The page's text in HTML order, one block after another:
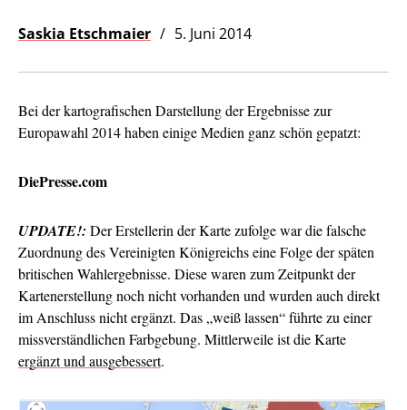
Saskia Etschmaier 5. Juni 2014
Bei der kartografischen Darstellung der Ergebnisse zur
Europawahl 2014 haben einige Medien ganz schön gepatzt:
DiePresse.com
UPDATE!: Der Erstellerin der Karte zufolge war die falsche
Zuordnung des Vereinigten Königreichs eine Folge der späten
britischen Wahlergebnisse. Diese waren zum Zeitpunkt der
Kartenerstellung noch nicht vorhanden und wurden auch direkt
im Anschluss nicht ergänzt. Das „weiß lassen“ führte zu einer
missverständlichen Farbgebung. Mittlerweile ist die Karte
ergänzt und ausgebessert.